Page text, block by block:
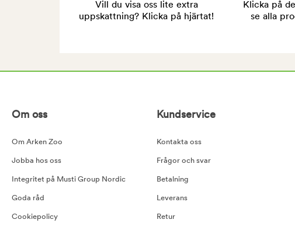
Vill du visa oss lite extra
uppskattning? Klicka på hjärtat!
Klicka på
se alla
Om oss
Om Arken Zoo
Jobba hos oss
Integritet på Musti Group Nordic
Goda råd
Cookiepolicy
Kundservice
Kontakta oss
Frågor och svar
Betalning
Leverans
Retur